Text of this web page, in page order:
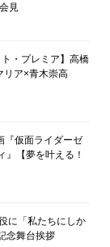
見
・プレミア】高橋
リア×青木崇高
『仮面ライダーゼ
』【夢を叶える！
に「私たちにしか
念舞台挨拶